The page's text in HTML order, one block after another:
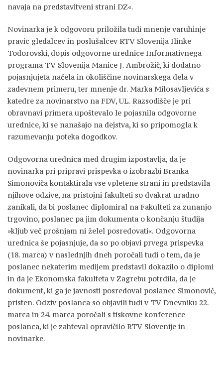
navaja na predstavitveni strani DZ«.
Novinarka je k odgovoru priložila tudi mnenje varuhinje
pravic gledalcev in poslušalcev RTV Slovenija Ilinke
Todorovski, dopis odgovorne urednice Informativnega
programa TV Slovenija Manice J. Ambrožič, ki dodatno
pojasnjujeta načela in okoliščine novinarskega dela v
zadevnem primeru, ter mnenje dr. Marka Milosavljevića s
katedre za novinarstvo na FDV, UL. Razsodišče je pri
obravnavi primera upoštevalo le pojasnila odgovorne
urednice, ki se nanašajo na dejstva, ki so pripomogla k
razumevanju poteka dogodkov.
Odgovorna urednica med drugim izpostavlja, da je
novinarka pri pripravi prispevka o izobrazbi Branka
Simonoviča kontaktirala vse vpletene strani in predstavila
njihove odzive, na pristojni fakulteti so dvakrat uradno
zanikali, da bi poslanec diplomiral na Fakulteti za zunanjo
trgovino, poslanec pa jim dokumenta o končanju študija
»kljub več prošnjam ni želel posredovati«. Odgovorna
urednica še pojasnjuje, da so po objavi prvega prispevka
(18. marca) v naslednjih dneh poročali tudi o tem, da je
poslanec nekaterim medijem predstavil dokazilo o diplomi
in da je Ekonomska fakulteta v Zagrebu potrdila, da je
dokument, ki ga je javnosti posredoval poslanec Simonovič,
pristen. Odziv poslanca so objavili tudi v TV Dnevniku 22.
marca in 24. marca poročali s tiskovne konference
poslanca, ki je zahteval opravičilo RTV Slovenije in
novinarke.